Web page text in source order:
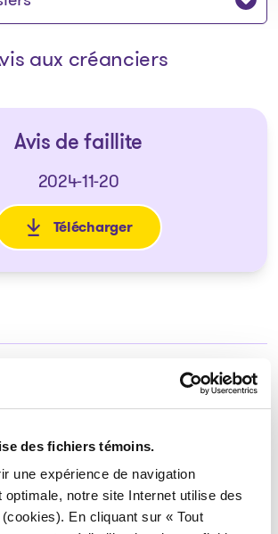
des fichiers témoins.
une expérience de navigation
optimale, notre site Internet utilise des
En cliquant sur « Tout
aux créanciers
Avis de faillite
2024-11-20
Télécharger
: Avis de faillite